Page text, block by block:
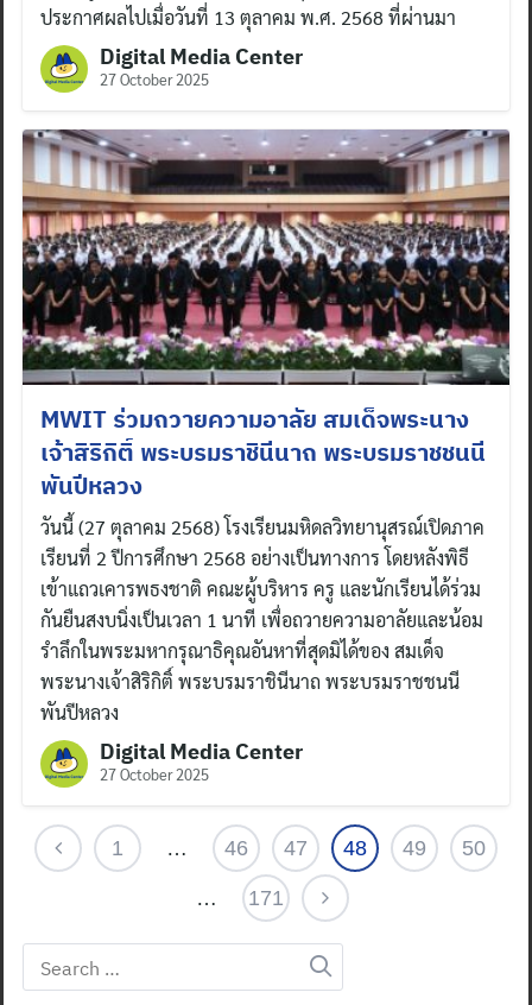
Search
ประกาศผลไปเมื่อวันที่ 13 ตุลาคม พ.ศ. 2568 ที่ผ่านมา
Digital Media Center
27 October 2025
MWIT ร่วมถวายความอาลัย สมเด็จพระนาง
เจ้าสิริกิติ์ พระบรมราชินีนาถ พระบรมราชชนนี
พันปีหลวง
วันนี้ (27 ตุลาคม 2568) โรงเรียนมหิดลวิทยานุสรณ์เปิดภาค
เรียนที่ 2 ปีการศึกษา 2568 อย่างเป็นทางการ โดยหลังพิธี
เข้าแถวเคารพธงชาติ คณะผู้บริหาร ครู และนักเรียนได้ร่วม
กันยืนสงบนิ่งเป็นเวลา 1 นาที เพื่อถวายความอาลัยและน้อม
รำลึกในพระมหากรุณาธิคุณอันหาที่สุดมิได้ของ สมเด็จ
พระนางเจ้าสิริกิติ์ พระบรมราชินีนาถ พระบรมราชชนนี
พันปีหลวง
Digital Media Center
27 October 2025
1 … 46 47 48 49 50
… 171
Search
for: